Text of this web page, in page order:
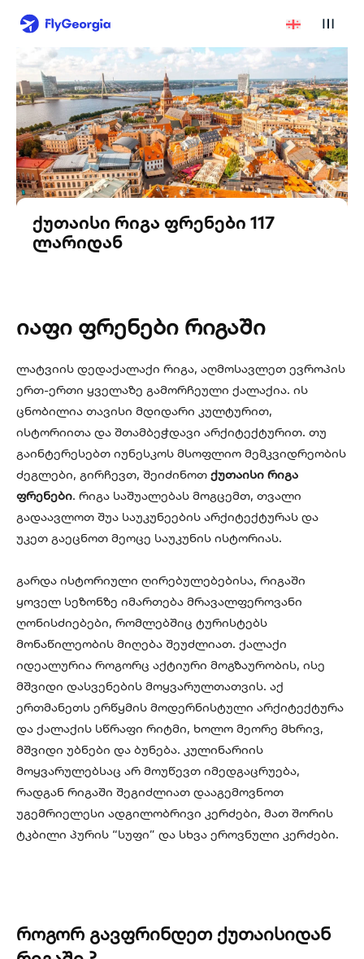
ქუთაისი რიგა ფრენები 117
ლარიდან
იაფი ფრენები რიგაში
ლატვიის დედაქალაქი რიგა, აღმოსავლეთ ევროპის
ერთ-ერთი ყველაზე გამორჩეული ქალაქია. ის
ცნობილია თავისი მდიდარი კულტურით,
ისტორიითა და შთამბეჭდავი არქიტექტურით. თუ
გაინტერესებთ იუნესკოს მსოფლიო მემკვიდრეობის
ძეგლები, გირჩევთ, შეიძინოთ ქუთაისი რიგა
ფრენები. რიგა საშუალებას მოგცემთ, თვალი
გადაავლოთ შუა საუკუნეების არქიტექტურას და
უკეთ გაეცნოთ მეოცე საუკუნის ისტორიას.
გარდა ისტორიული ღირებულებებისა, რიგაში
ყოველ სეზონზე იმართება მრავალფეროვანი
ღონისძიებები, რომლებშიც ტურისტებს
მონაწილეობის მიღება შეუძლიათ. ქალაქი
იდეალურია როგორც აქტიური მოგზაურობის, ისე
მშვიდი დასვენების მოყვარულთათვის. აქ
ერთმანეთს ერწყმის მოდერნისტული არქიტექტურა
და ქალაქის სწრაფი რიტმი, ხოლო მეორე მხრივ,
მშვიდი უბნები და ბუნება. კულინარიის
მოყვარულებსაც არ მოუწევთ იმედგაცრუება,
რადგან რიგაში შეგიძლიათ დააგემოვნოთ
უგემრიელესი ადგილობრივი კერძები, მათ შორის
ტკბილი პურის “სუფი” და სხვა ეროვნული კერძები.
როგორ გავფრინდეთ ქუთაისიდან